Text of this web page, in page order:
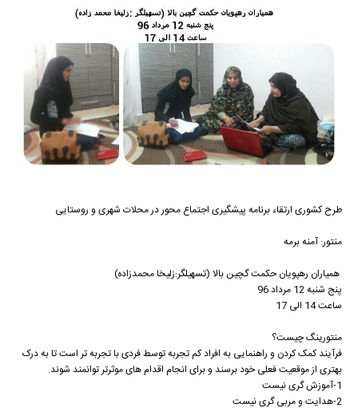
طرح کشوری ارتقاء برنامه پیشگیری اجتماع محور در محلات شهری و روستایی
منتور: آمنه برمه
همیاران رهپویان حکمت گچین بالا (تسهیلگر:زلیخا محمدزاده)
پنج شنبه 12 مرداد 96
ساعت 14 الی 17
منتورینگ چیست؟
فرآیند کمک کردن و راهنمایی به افراد کم تجربه توسط فردی با تجربه تر است تا به درک
بهتری از موقعیت فعلی خود برسند و برای انجام اقدام های موثرتر توانمند شوند.
1-آموزش گری نیست
2-هدایت و مربی گری نیست